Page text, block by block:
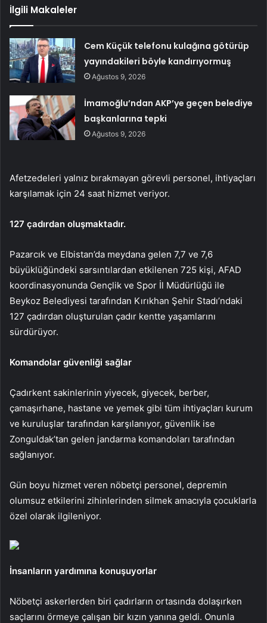
İlgili Makaleler
Cem Küçük telefonu kulağına götürüp
yayındakileri böyle kandırıyormuş
Ağustos 9, 2026
İmamoğlu’ndan AKP’ye geçen belediye
başkanlarına tepki
Ağustos 9, 2026
Afetzedeleri yalnız bırakmayan görevli personel, ihtiyaçları
karşılamak için 24 saat hizmet veriyor.
127 çadırdan oluşmaktadır.
Pazarcık ve Elbistan’da meydana gelen 7,7 ve 7,6
büyüklüğündeki sarsıntılardan etkilenen 725 kişi, AFAD
koordinasyonunda Gençlik ve Spor İl Müdürlüğü ile
Beykoz Belediyesi tarafından Kırıkhan Şehir Stadı’ndaki
127 çadırdan oluşturulan çadır kentte yaşamlarını
sürdürüyor.
Komandolar güvenliği sağlar
Çadırkent sakinlerinin yiyecek, giyecek, berber,
çamaşırhane, hastane ve yemek gibi tüm ihtiyaçları kurum
ve kuruluşlar tarafından karşılanıyor, güvenlik ise
Zonguldak’tan gelen jandarma komandoları tarafından
sağlanıyor.
Gün boyu hizmet veren nöbetçi personel, depremin
olumsuz etkilerini zihinlerinden silmek amacıyla çocuklarla
özel olarak ilgileniyor.
İnsanların yardımına konuşuyorlar
Nöbetçi askerlerden biri çadırların ortasında dolaşırken
saçlarını örmeye çalışan bir kızın yanına geldi. Onunla